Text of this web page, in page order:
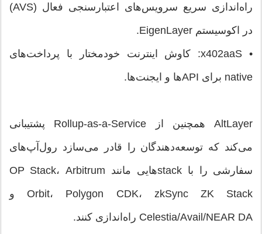
راه‌اندازی سریع سرویس‌های اعتبارسنجی فعال (AVS)
در اکوسیستم EigenLayer.
• x402aaS: کاوش اینترنت خودمختار با پرداخت‌های
native برای APIها و ایجنت‌ها.
AltLayer همچنین از Rollup-as-a-Service پشتیبانی
می‌کند که توسعه‌دهندگان را قادر می‌سازد رول‌آپ‌های
سفارشی را با stackهایی مانند OP Stack، Arbitrum
Orbit، Polygon CDK، zkSync ZK Stack و
Celestia/Avail/NEAR DA راه‌اندازی کنند.